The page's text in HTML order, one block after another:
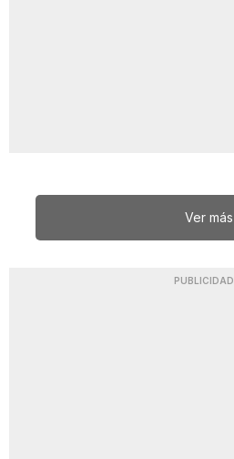
Ver más
PUBLICIDAD